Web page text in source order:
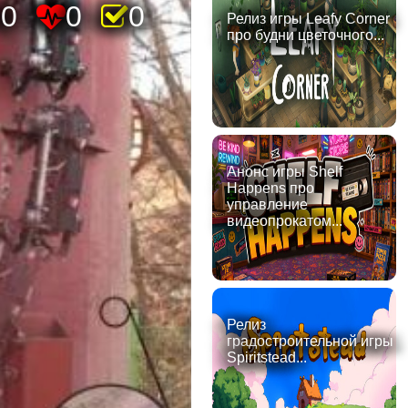
0 0
Релиз игры Leafy Corner
про будни цветочного...
Анонс игры Shelf
Happens про
управление
видеопрокатом...
Релиз
градостроительной игры
Spiritstead...